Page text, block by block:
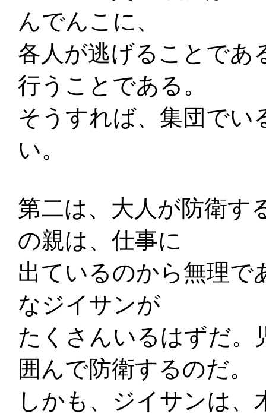
んでんこに、
各人が逃げることであ
行うことである。
そうすれば、集団でい
い。
第二は、大人が防衛す
の親は、仕事に
出ているのから無理で
なジイサンが
たくさんいるはずだ。
囲んで防衛するのだ。
しかも、ジイサンは